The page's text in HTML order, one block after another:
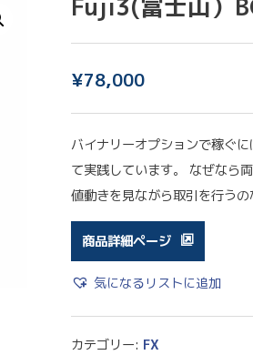
Fuji3(富士山）
¥78,000
バイナリーオプションで稼ぐ
て実践しています。 なぜなら
値動きを見ながら取引を行う
商品詳細ページ
気になるリストに追加
カテゴリー: FX